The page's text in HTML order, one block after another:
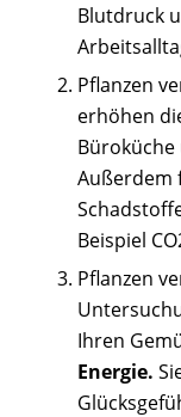
Blutdruck
Pflanzen
erhöhen
Außerdem
Beispiel
Pflanzen
Ihren
Energie.